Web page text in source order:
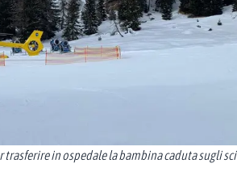
in ospedale la bambina caduta sugli sci